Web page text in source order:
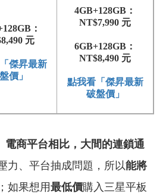
：
元
傑昇最新
價」
4GB+128GB：
NT$7,990 元
6GB+128GB：
NT$8,490 元
點我看「傑昇最新
破盤價」
電商平台相比，大間的連鎖通
力、平台抽成問題，所以能將
；如果想用最低價購入三星平板